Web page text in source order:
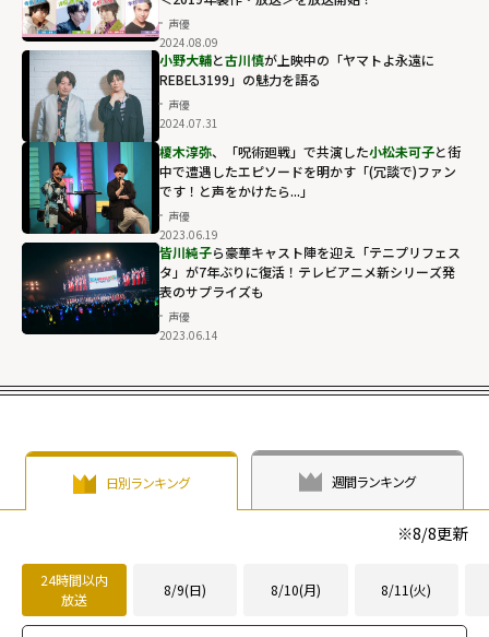
声優
2024.08.09
小野大輔と古川慎が上映中の「ヤマトよ永遠に
REBEL3199」の魅力を語る
声優
2024.07.31
榎木淳弥、「呪術廻戦」で共演した小松未可子と街
中で遭遇したエピソードを明かす「(冗談で)ファン
です！と声をかけたら...」
声優
2023.06.19
皆川純子ら豪華キャスト陣を迎え「テニプリフェス
タ」が7年ぶりに復活！テレビアニメ新シリーズ発
表のサプライズも
声優
2023.06.14
日別ランキング 週間ランキング
※8/8更新
24時間以内
放送
8/9(日) 8/10(月) 8/11(火)